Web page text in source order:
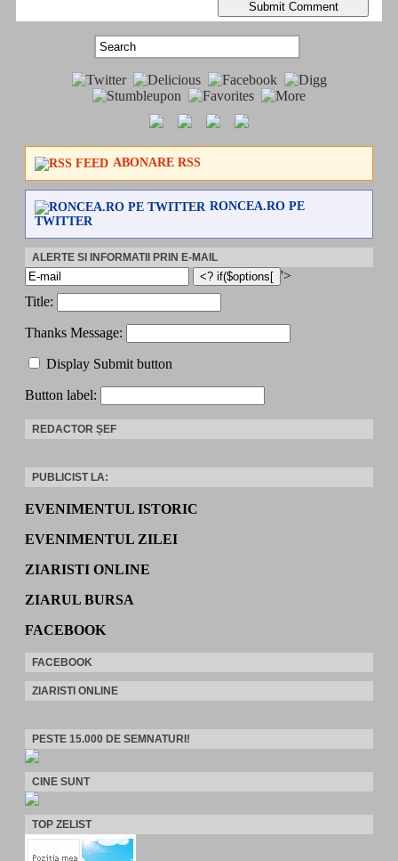
ABONARE RSS
RONCEA.RO PE
TWITTER
ALERTE SI INFORMATII PRIN E-MAIL
'>
Title:
Thanks Message:
Display Submit button
Button label:
REDACTOR ȘEF
PUBLICIST LA:
EVENIMENTUL ISTORIC
EVENIMENTUL ZILEI
ZIARISTI ONLINE
ZIARUL BURSA
FACEBOOK
FACEBOOK
ZIARISTI ONLINE
PESTE 15.000 DE SEMNATURI!
CINE SUNT
TOP ZELIST